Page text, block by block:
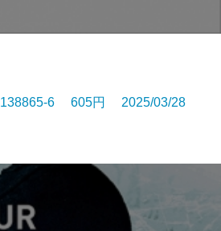
6 605円 2025/03/28